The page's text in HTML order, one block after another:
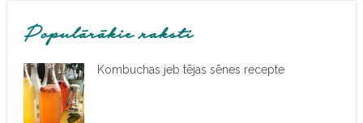
Populārākie raksti
Kombuchas jeb tējas sēnes recepte